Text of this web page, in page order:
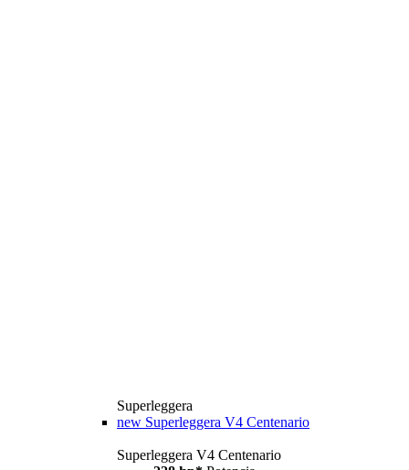
Superleggera
new Superleggera V4 Centenario
Superleggera V4 Centenario